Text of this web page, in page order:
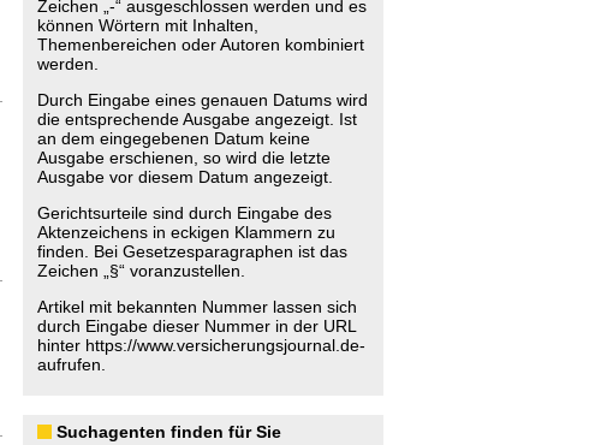
Zeichen „-“ ausgeschlossen werden und es
können Wörtern mit Inhalten,
Themenbereichen oder Autoren kombiniert
werden.
Durch Eingabe eines genauen Datums wird
die entsprechende Ausgabe angezeigt. Ist
an dem eingegebenen Datum keine
Ausgabe erschienen, so wird die letzte
Ausgabe vor diesem Datum angezeigt.
Gerichtsurteile sind durch Eingabe des
Aktenzeichens in eckigen Klammern zu
finden. Bei Gesetzesparagraphen ist das
Zeichen „§“ voranzustellen.
Artikel mit bekannten Nummer lassen sich
durch Eingabe dieser Nummer in der URL
hinter https://www.versicherungsjournal.de-
aufrufen.
Suchagenten finden für Sie